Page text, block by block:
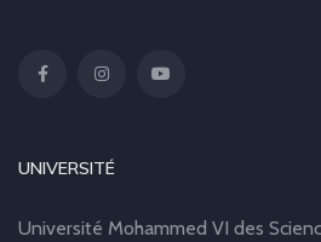
UNIVERSITÉ
Université Mohammed VI des